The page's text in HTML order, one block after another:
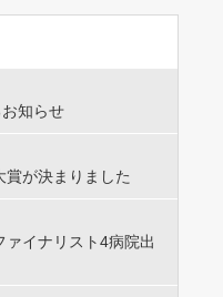
知らせ
賞が決まりました
ァイナリスト4病院出